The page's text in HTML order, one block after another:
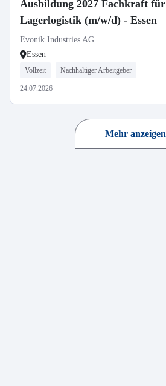
Ausbildung 2027 Fachkraft für
Lagerlogistik (m/w/d) - Essen
Evonik Industries AG
Essen
Vollzeit Nachhaltiger Arbeitgeber
24.07.2026
Mehr anzeigen